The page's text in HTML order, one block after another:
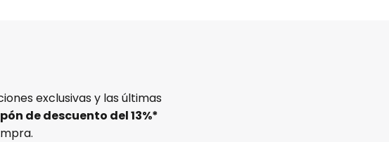
exclusivas y las últimas
de descuento del13%*